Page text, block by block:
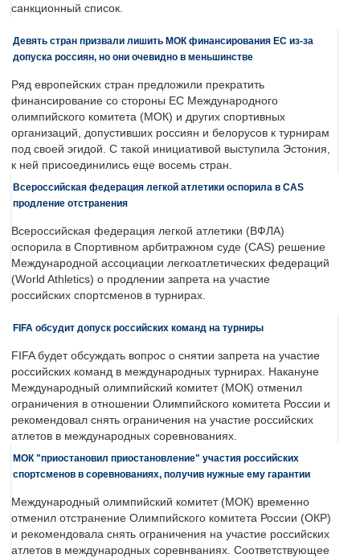
санкционный список.
Девять стран призвали лишить МОК финансирования ЕС из-за
допуска россиян, но они очевидно в меньшинстве
Ряд европейских стран предложили прекратить
финансирование со стороны ЕС Международного
олимпийского комитета (МОК) и других спортивных
организаций, допустивших россиян и белорусов к турнирам
под своей эгидой. С такой инициативой выступила Эстония,
к ней присоединились еще восемь стран.
Всероссийская федерация легкой атлетики оспорила в CAS
продление отстранения
Всероссийская федерация легкой атлетики (ВФЛА)
оспорила в Спортивном арбитражном суде (CAS) решение
Международной ассоциации легкоатлетических федераций
(World Athletics) о продлении запрета на участие
российских спортсменов в турнирах.
FIFA обсудит допуск российских команд на турниры
FIFA будет обсуждать вопрос о снятии запрета на участие
российских команд в международных турнирах. Накануне
Международный олимпийский комитет (МОК) отменил
ограничения в отношении Олимпийского комитета России и
рекомендовал снять ограничения на участие российских
атлетов в международных соревнованиях.
МОК "приостановил приостановление" участия российских
спортсменов в соревнованиях, получив нужные ему гарантии
Международный олимпийский комитет (МОК) временно
отменил отстранение Олимпийского комитета России (ОКР)
и рекомендовала снять ограничения на участие российских
атлетов в международных соревнваниях. Соответствующее